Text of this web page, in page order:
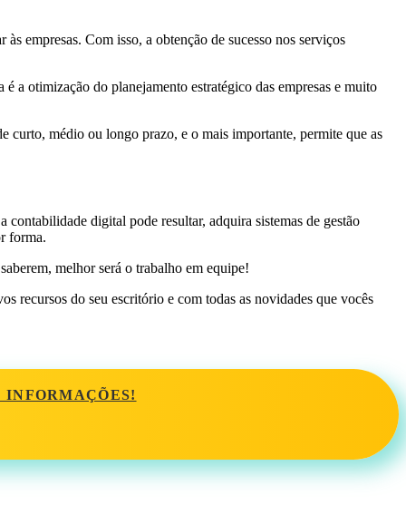
empresas. Com isso, a obtenção de sucesso nos serviços
a otimização do planejamento estratégico das empresas e muito
curto, médio ou longo prazo, e o mais importante, permite que as
contabilidade digital pode resultar, adquira sistemas de gestão
forma.
melhor será o trabalho em equipe!
recursos do seu escritório e com todas as novidades que vocês
INFORMAÇÕES!